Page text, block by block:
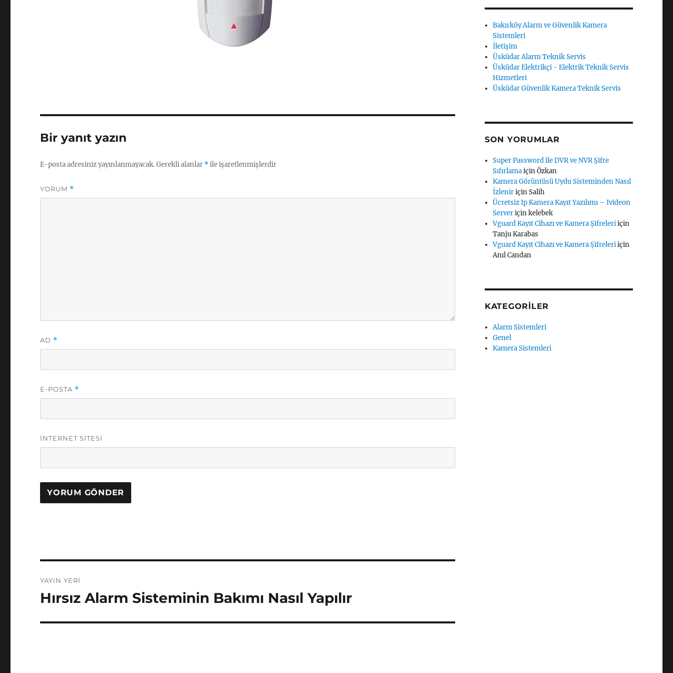
Bir yanıt yazın
E-posta adresiniz yayınlanmayacak.Gerekli alanlar *ile işaretlenmişlerdir
YORUM *
AD *
E-POSTA *
İNTERNET SITESI
gezinmesi
YAYIN YERI
Hırsız Alarm Sisteminin Bakımı Nasıl Yapılır
Bakırköy Alarm ve Güvenlik Kamera
Sistemleri
İletişim
Üsküdar Alarm Teknik Servis
Üsküdar Elektrikçi - Elektrik Teknik Servis
Hizmetleri
Üsküdar Güvenlik Kamera Teknik Servis
SON YORUMLAR
Super Password ile DVR ve NVR Şifre
SıfırlamaiçinÖzkan
Kamera Görüntüsü Uydu Sisteminden Nasıl
İzleniriçinSalih
Ücretsiz Ip Kamera Kayıt Yazılımı – Ivideon
Serveriçinkelebek
Vguard Kayıt Cihazı ve Kamera Şifreleriiçin
Tanju Karabas
Vguard Kayıt Cihazı ve Kamera Şifreleriiçin
Anıl Candan
KATEGORILER
Alarm Sistemleri
Genel
Kamera Sistemleri